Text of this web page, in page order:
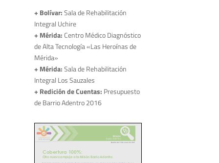
+ Bolívar:Sala de Rehabilitación
Integral Uchire
+ Mérida:Centro Médico Diagnóstico
de Alta Tecnología «Las Heroínas de
Mérida»
+ Mérida:Sala de Rehabilitación
Integral Los Sauzales
+ Redición de Cuentas: Presupuesto
de Barrio Adentro 2016